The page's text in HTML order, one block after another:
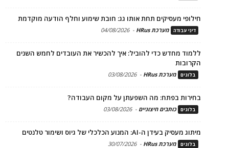
חילופי מעסיקים תחת אותו גג: חובת שימוע וחלף הודעה מוקדמת
דיני עבודה מערכת HRus -
04/08/2026
ללמוד מחדש כדי להוביל: איך להכשיר את העובדים לחמש השנים
הקרובות
בלוגים מערכת HRus -
03/08/2026
בחירות בפתח: מה השפעתן על מקום העבודה?
בלוגים כותבים חיצוניים -
03/08/2026
מיתוג מעסיק בעידן ה-AI: המנוע הכלכלי של גיוס ושימור טלנטים
בלוגים מערכת HRus -
30/07/2026